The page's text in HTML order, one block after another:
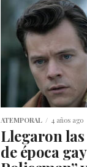
ATEMPORAL 4 años ago
Llegaron
de época